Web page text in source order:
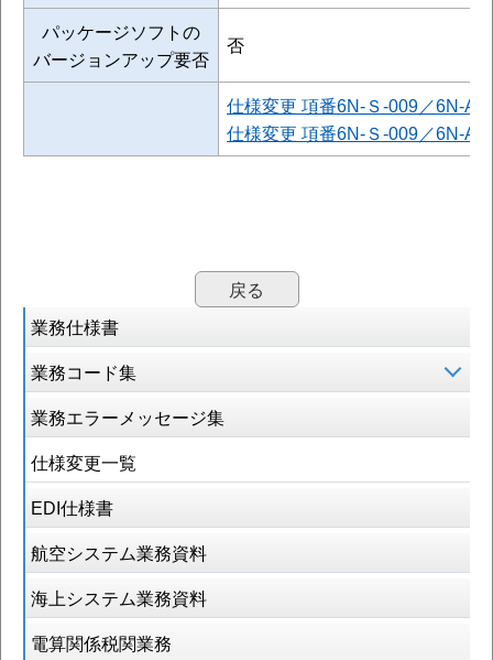
業務仕様書
業務コード集
業務エラーメッセージ集
仕様変更一覧
EDI仕様書
航空システム業務資料
海上システム業務資料
電算関係税関業務
パッケージソフトの
バージョンアップ要否
否
仕様変更 項番6N-Ｓ-009／6N-A-
仕様変更 項番6N-Ｓ-009／6N-A-
戻る